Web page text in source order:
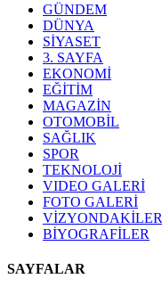
GÜNDEM
DÜNYA
SİYASET
3. SAYFA
EKONOMİ
EĞİTİM
MAGAZİN
OTOMOBİL
SAĞLIK
SPOR
TEKNOLOJİ
VIDEO GALERİ
FOTO GALERİ
VİZYONDAKİLER
BİYOGRAFİLER
SAYFALAR